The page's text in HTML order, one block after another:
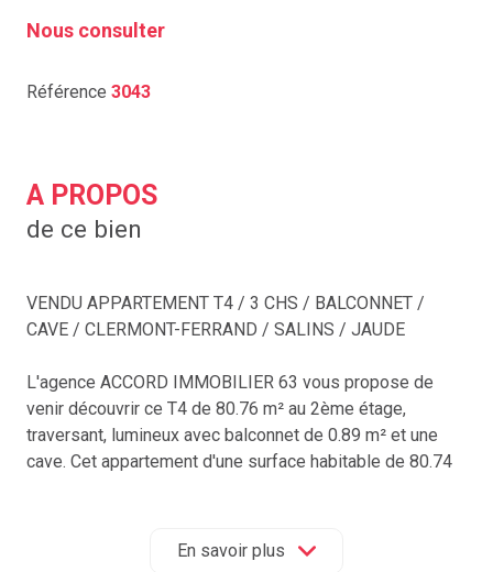
Nous consulter
Référence 3043
A PROPOS
de ce bien
VENDU APPARTEMENT T4 / 3 CHS / BALCONNET /
CAVE / CLERMONT-FERRAND / SALINS / JAUDE
L'agence ACCORD IMMOBILIER 63 vous propose de
venir découvrir ce T4 de 80.76 m² au 2ème étage,
traversant, lumineux avec balconnet de 0.89 m² et une
cave. Cet appartement d'une surface habitable de 80.74
(16 m², 14.83 m² et 10.38 m²), dégagements, salle de
bains et WC indépendant. Chaudière gaz individuelle.
En savoir plus